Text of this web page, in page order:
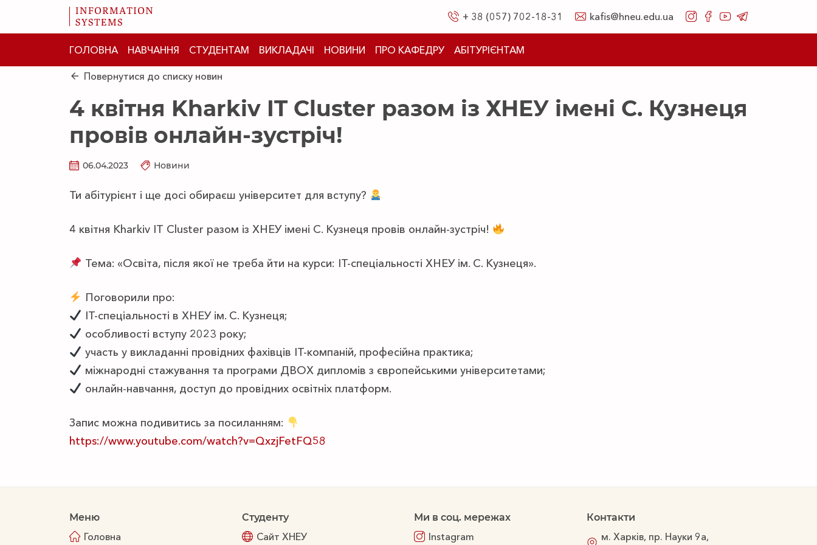
+ 38 (057) 702-18-31 kafis@hneu.edu.ua
ГОЛОВНА НАВЧАННЯ СТУДЕНТАМ ВИКЛАДАЧІ НОВИНИ ПРО КАФЕДРУ АБІТУРІЄНТАМ
Повернутися до списку новин
4 квітня Kharkiv IT Cluster разом із ХНЕУ імені С. Кузнеця
провів онлайн-зустріч!
06.04.2023 Новини
Ти абітурієнт і ще досі обираєш університет для вступу?
4 квітня Kharkiv IT Cluster разом із ХНЕУ імені С. Кузнеця провів онлайн-зустріч!
Тема: «Освіта, після якої не треба йти на курси: ІТ-спеціальності ХНЕУ ім. С. Кузнеця».
Поговорили про:
ІТ-спеціальності в ХНЕУ ім. С. Кузнеця;
особливості вступу 2023 року;
участь у викладанні провідних фахівців ІТ-компаній, професійна практика;
міжнародні стажування та програми ДВОХ дипломів з європейськими університетами;
онлайн-навчання, доступ до провідних освітніх платформ.
Запис можна подивитись за посиланням:
https://www.youtube.com/watch?v=QxzjFetFQ58
Меню
Головна
Студенту
Сайт ХНЕУ
Ми в соц. мережах
Instagram
Контакти
м. Харків, пр. Науки 9а,